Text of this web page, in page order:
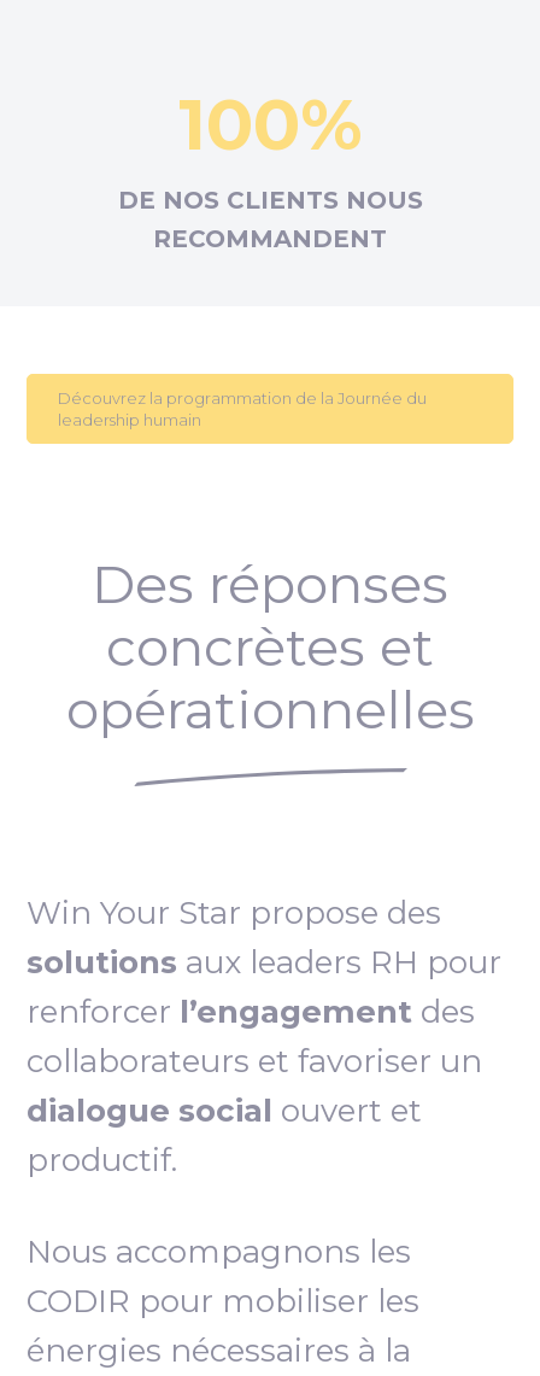
100%
DE NOS CLIENTS NOUS
RECOMMANDENT
Découvrez la programmation de la Journée du
leadership humain
Des réponses
concrètes et
opérationnelles
Win Your Star propose des
solutions aux leaders RH pour
renforcer l’engagement des
collaborateurs et favoriser un
dialogue social ouvert et
productif.
Nous accompagnons les
CODIR pour mobiliser les
énergies nécessaires à la